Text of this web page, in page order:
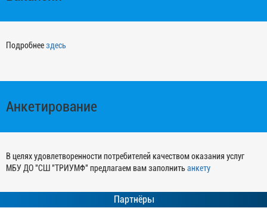
Подробнеездесь
Анкетирование
В целях удовлетворенности потребителей качеством оказания услуг
МБУ ДО "СШ "ТРИУМФ" предлагаем вам заполнитьанкету
Партнёры